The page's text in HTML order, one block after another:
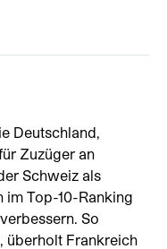
Deutschland,
Zuzüger an
Schweiz als
im Top-10-Ranking
So
überholt Frankreich